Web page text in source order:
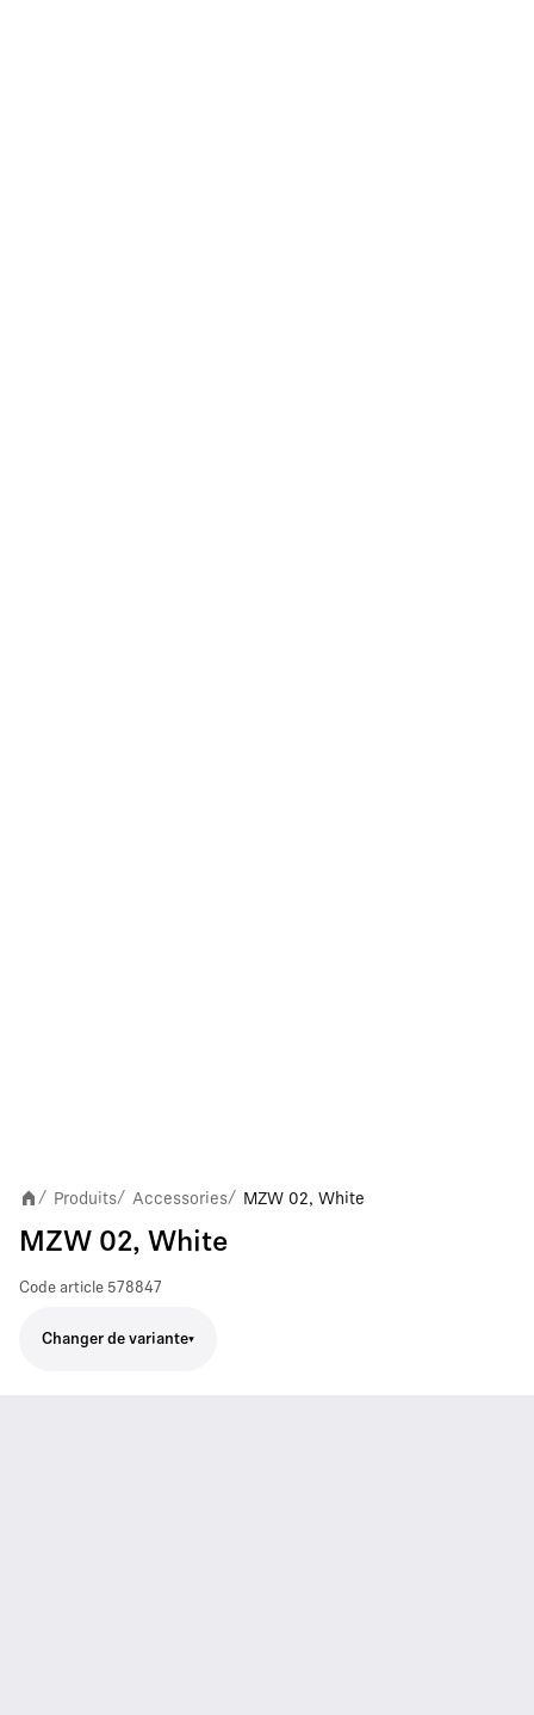
/ Produits/ Accessories/ MZW 02, White
MZW 02, White
Code article 578847
Changer de variante